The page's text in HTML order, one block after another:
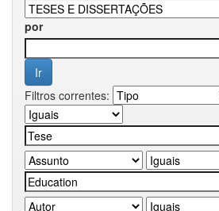
por
Filtros correntes: